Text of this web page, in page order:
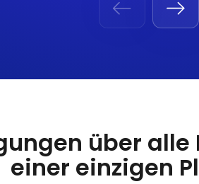
über
einer einzigen